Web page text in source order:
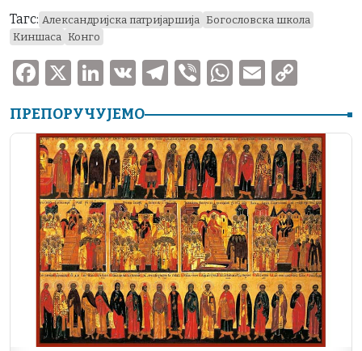
Тагс: Александријска патријаршија Богословска школа
Киншаса Конго
F
c
e
b
o
o
k
X
Li
k
e
dI
n
V
T
e
gr
a
m
V
er
W
at
s
A
p
p
E
ai
l
p
y
Li
n
k
ПРЕПОРУЧУЈЕМО